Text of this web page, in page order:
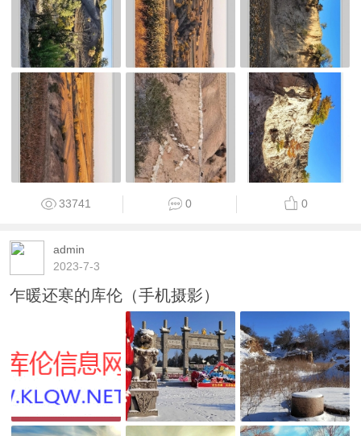
33741 0 0
admin
2023-7-3
乍暖还寒的库伦（手机摄影）